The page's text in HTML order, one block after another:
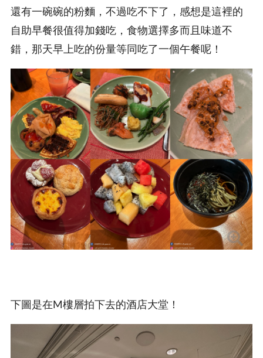
還有一碗碗的粉麵，不過吃不下了，感想是這裡的
自助早餐很值得加錢吃，食物選擇多而且味道不
錯，那天早上吃的份量等同吃了一個午餐呢！
下圖是在M樓層拍下去的酒店大堂！